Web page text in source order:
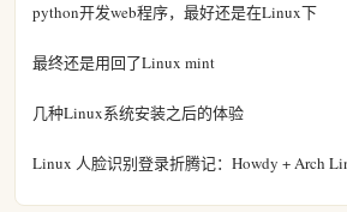
python开发web程序，最好还是在Linux下
最终还是用回了Linux mint
几种Linux系统安装之后的体验
Linux 人脸识别登录折腾记：Howdy + Arch